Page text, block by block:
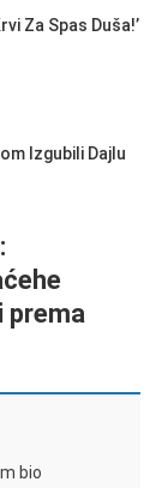
Za Spas Duša!’
Izgubili Dajlu
prema
bio